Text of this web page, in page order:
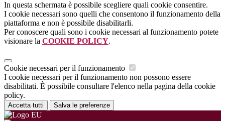
In questa schermata è possibile scegliere quali cookie consentire.
I cookie necessari sono quelli che consentono il funzionamento della
piattaforma e non è possibile disabilitarli.
Per conoscere quali sono i cookie necessari al funzionamento potete
visionare la COOKIE POLICY.
Cookie necessari per il funzionamento
I cookie necessari per il funzionamento non possono essere
disabilitati. È possibile consultare l'elenco nella pagina della cookie
policy.
Accetta tutti Salva le preferenze